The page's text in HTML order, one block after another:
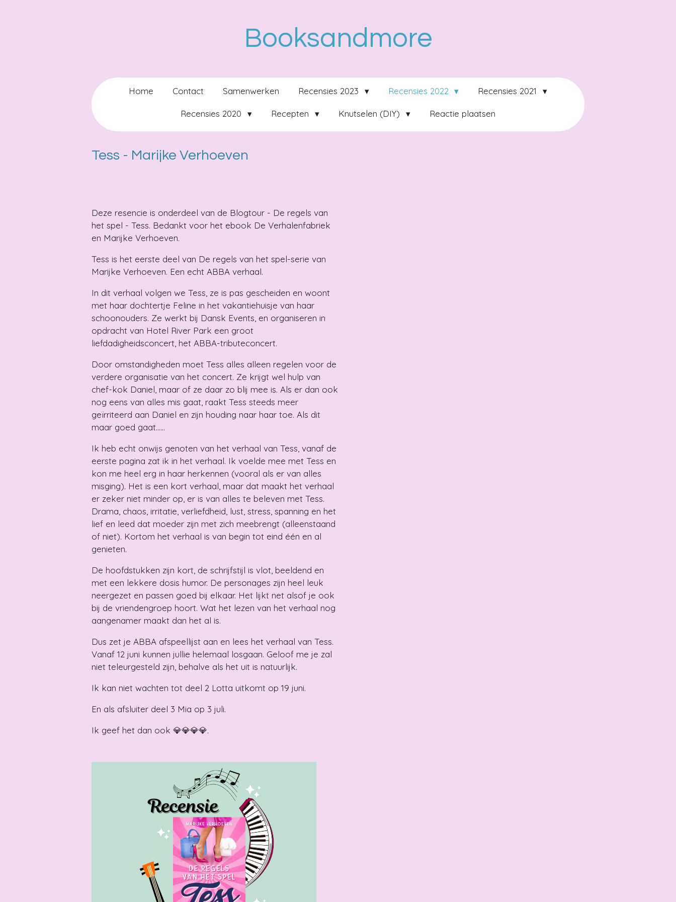
Booksandmore
Home Contact Samenwerken Recensies 2023 Recensies 2022 Recensies 2021
Recensies 2020 Recepten Knutselen (DIY) Reactie plaatsen
Tess - Marijke Verhoeven
Deze resencie is onderdeel van de Blogtour - De regels van
het spel - Tess. Bedankt voor het ebook De Verhalenfabriek
en Marijke Verhoeven.
Tess is het eerste deel van De regels van het spel-serie van
Marijke Verhoeven. Een echt ABBA verhaal.
In dit verhaal volgen we Tess, ze is pas gescheiden en woont
met haar dochtertje Feline in het vakantiehuisje van haar
schoonouders. Ze werkt bij Dansk Events, en organiseren in
opdracht van Hotel River Park een groot
liefdadigheidsconcert, het ABBA-tributeconcert.
Door omstandigheden moet Tess alles alleen regelen voor de
verdere organisatie van het concert. Ze krijgt wel hulp van
chef-kok Daniel, maar of ze daar zo blij mee is. Als er dan ook
nog eens van alles mis gaat, raakt Tess steeds meer
geïrriteerd aan Daniel en zijn houding naar haar toe. Als dit
maar goed gaat……
Ik heb echt onwijs genoten van het verhaal van Tess, vanaf de
eerste pagina zat ik in het verhaal. Ik voelde mee met Tess en
kon me heel erg in haar herkennen (vooral als er van alles
misging). Het is een kort verhaal, maar dat maakt het verhaal
er zeker niet minder op, er is van alles te beleven met Tess.
Drama, chaos, irritatie, verliefdheid, lust, stress, spanning en het
lief en leed dat moeder zijn met zich meebrengt (alleenstaand
of niet). Kortom het verhaal is van begin tot eind één en al
genieten.
De hoofdstukken zijn kort, de schrijfstijl is vlot, beeldend en
met een lekkere dosis humor. De personages zijn heel leuk
neergezet en passen goed bij elkaar. Het lijkt net alsof je ook
bij de vriendengroep hoort. Wat het lezen van het verhaal nog
aangenamer maakt dan het al is.
Dus zet je ABBA afspeellijst aan en lees het verhaal van Tess.
Vanaf 12 juni kunnen jullie helemaal losgaan. Geloof me je zal
niet teleurgesteld zijn, behalve als het uit is natuurlijk.
Ik kan niet wachten tot deel 2 Lotta uitkomt op 19 juni.
En als afsluiter deel 3 Mia op 3 juli.
Ik geef het dan ook 💎💎💎💎.